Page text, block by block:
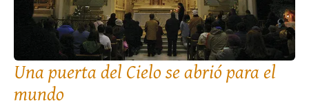
Una puerta del Cielo se abrió para el
mundo